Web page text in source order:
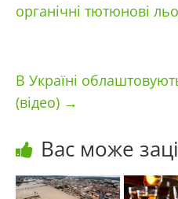
органічні тютюнові
В Україні
(відео) →
Вас може